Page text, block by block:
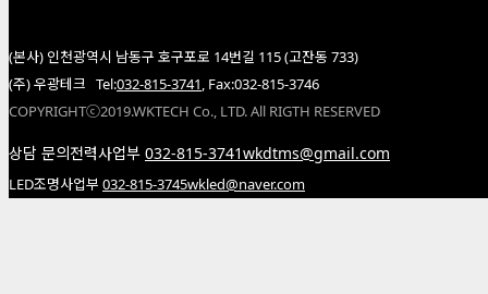
(본사) 인천광역시 남동구 호구포로 14번길 115 (고잔동 733)
(주) 우광테크 Tel:032-815-3741, Fax:032-815-3746
COPYRIGHTⓒ2019.WKTECH Co., LTD. All RIGTH RESERVED
상담 문의전력사업부 032-815-3741wkdtms@gmail.com
LED조명사업부 032-815-3745wkled@naver.com